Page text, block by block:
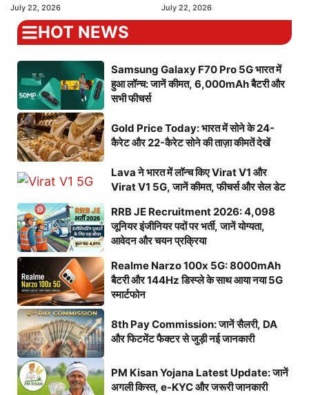
July 22, 2026 July 22, 2026
HOT NEWS
Samsung Galaxy F70 Pro 5G भारत में
हुआ लॉन्च: जानें कीमत, 6,000mAh बैटरी और
सभी फीचर्स
Gold Price Today: भारत में सोने के 24-
कैरेट और 22-कैरेट सोने की ताज़ा कीमतें देखें
Lava ने भारत में लॉन्च किए Virat V1 और
Virat V1 5G, जानें कीमत, फीचर्स और सेल डेट
RRB JE Recruitment 2026: 4,098
जूनियर इंजीनियर पदों पर भर्ती, जानें योग्यता,
आवेदन और चयन प्रक्रिया
Realme Narzo 100x 5G: 8000mAh
बैटरी और 144Hz डिस्प्ले के साथ आया नया 5G
स्मार्टफोन
8th Pay Commission: जानें सैलरी, DA
और फिटमेंट फैक्टर से जुड़ी नई जानकारी
PM Kisan Yojana Latest Update: जानें
अगली किस्त, e-KYC और जरूरी जानकारी